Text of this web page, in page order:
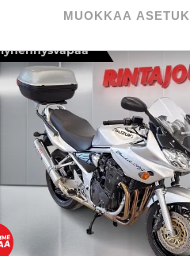
MUOKKAA